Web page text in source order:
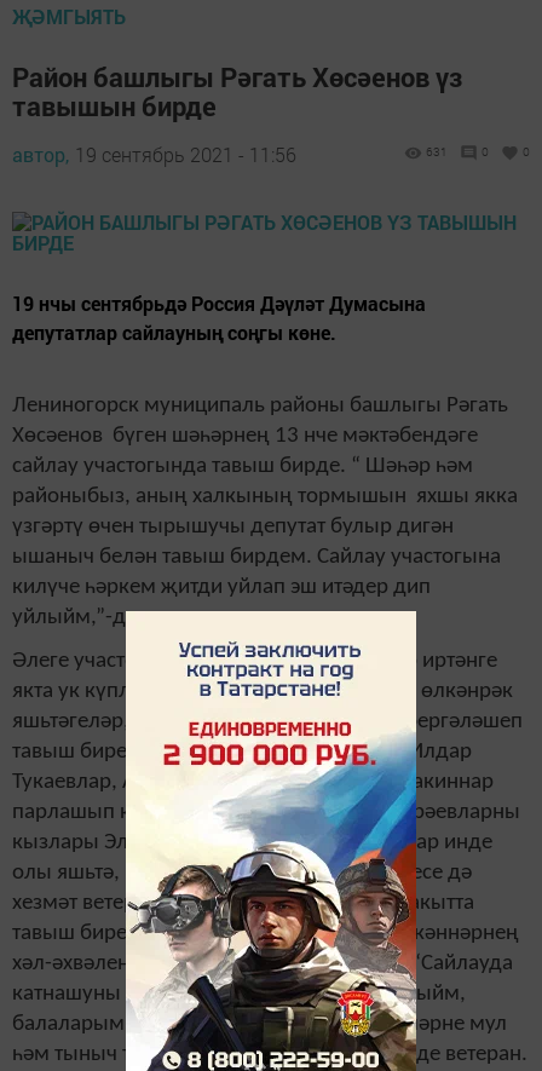
ҖӘМГЫЯТЬ
Район башлыгы Рәгать Хөсәенов үз
тавышын бирде
автор, 19 сентябрь 2021 - 11:56 631 0 0
19 нчы сентябрьдә Россия Дәүләт Думасына
депутатлар сайлауның соңгы көне.
Лениногорск муниципаль районы башлыгы Рәгать
Хөсәенов бүген шәһәрнең 13 нче мәктәбендәге
сайлау участогында тавыш бирде. “ Шәһәр һәм
районыбыз, аның халкының тормышын яхшы якка
үзгәртү өчен тырышучы депутат булыр дигән
ышаныч белән тавыш бирдем. Сайлау участогына
килүче һәркем җитди уйлап эш итәдер дип
уйлыйм,”-диде ул.
Әлеге участокка шушы тирәдә яшәүчеләр иртәнге
якта ук күпләп килә башладылар. Аеруча өлкәнрәк
яшьтәгеләр, күпчелеге гаиләләре белән бергәләшеп
тавыш бирергә ниятләгәннәр. Рәйсә һәм Илдар
Тукаевлар, Анастасия һәм Станислав Демакиннар
парлашып килгәннәр. Әлфия һәм Риф Гәрәевларны
кызлары Эльмира алып килгән. Чөнки алар инде
олы яшьтә, Риф ага 84 яшен тутырган. Икесе дә
хезмәт ветераннары. Алар белән берүк вакытта
тавыш биреп чыккан шәһәр башлыгы, өлкәннәрнең
хәл-әхвәлен сорамый калмады билгеле. “Сайлауда
катнашуны гражданлык бурычы итеп саныйм,
балаларым –оныкларымны, бөтен кешеләрне мул
һәм тыныч тормышта яшәтәсем килә,- диде ветеран.